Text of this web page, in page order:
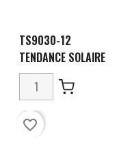
TS9030-12
TENDANCE SOLAIRE
favorite_border